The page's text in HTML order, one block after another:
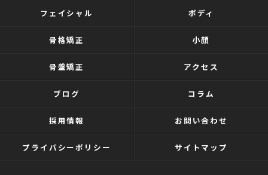
フェイシャル ボディ
骨格矯正 小顔
骨盤矯正 アクセス
ブログ コラム
採用情報 お問い合わせ
プライバシーポリシー サイトマップ